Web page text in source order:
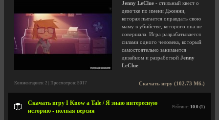
Jenny LeClue - стильный квест о
девочке по имени Дженни,
которая пытается оправдать свою
маму в убийстве, которого она не
совершала. Игра разрабатывается
силами одного человека, который
самостоятельно занимается
дизайном и разработкой Jenny
LeClue
Скачать игру (102.73 Мб.)
Комментариев: 2 | Просмотров: 5017
Скачать игру I Know a Tale / Я знаю интересную
историю - полная версия
Рейтинг: 10.0 (1)